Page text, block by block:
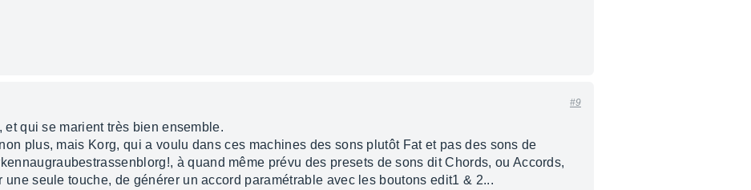
#9
qui se marient très bien ensemble.
plus, mais Korg, qui a voulu dans ces machines des sons plutôt Fat et pas des sons de
à quand même prévu des presets de sons dit Chords, ou Accords,
une seule touche, de générer un accord paramétrable avec les boutons edit1 & 2...